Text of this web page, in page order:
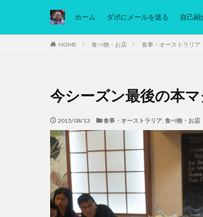
ホーム ダボにメールを送る 自己紹
HOME 食べ物・お店 食事・オーストラリア
今シーズン最後の本
2015/08/13 食事・オーストラリア, 食べ物・お店
カテゴリー
Ninjatrader